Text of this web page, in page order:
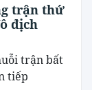
trận thứ
địch
trận bất
tiếp